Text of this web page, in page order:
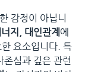
감정이 아닙니
지, 대인관계 에
요소입니다. 특
존심과 깊은 관련